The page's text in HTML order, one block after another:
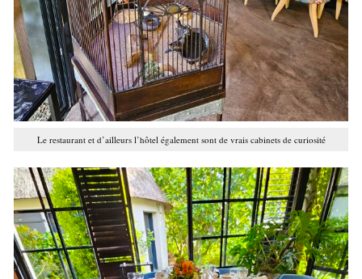
Le restaurant et d’ailleurs l’hôtel également sont de vrais cabinets de curiosité